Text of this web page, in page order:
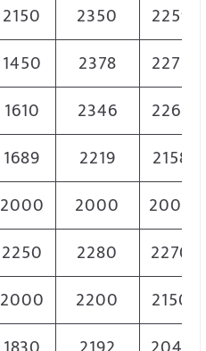
2150 2350
2259
1450 2378
2272
1610 2346
2262
1689 2219
2158
2000 2000
2000
2250 2280
2270
2000 2200
2150